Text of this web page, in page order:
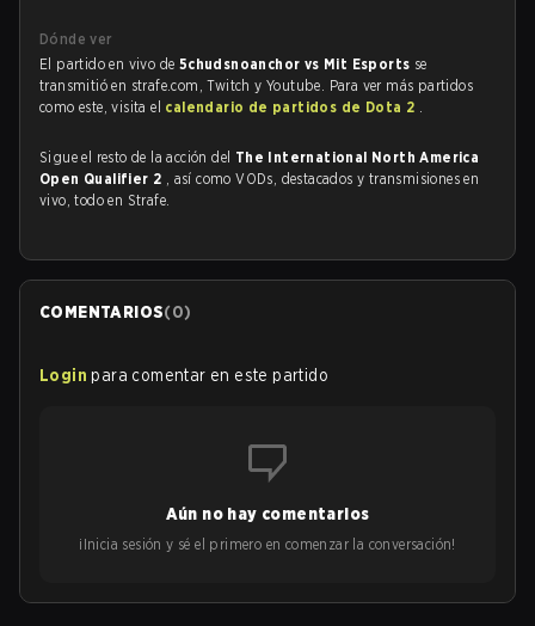
Dónde ver
El partido en vivo de 5chudsnoanchor vs Mit Esports se
transmitió en strafe.com, Twitch y Youtube. Para ver más partidos
como este, visita el calendario de partidos de Dota 2 .
Sigue el resto de la acción del The International North America
Open Qualifier 2 , así como VODs, destacados y transmisiones en
vivo, todo en Strafe.
COMENTARIOS(0)
Login para comentar en este partido
Aún no hay comentarios
¡Inicia sesión y sé el primero en comenzar la conversación!